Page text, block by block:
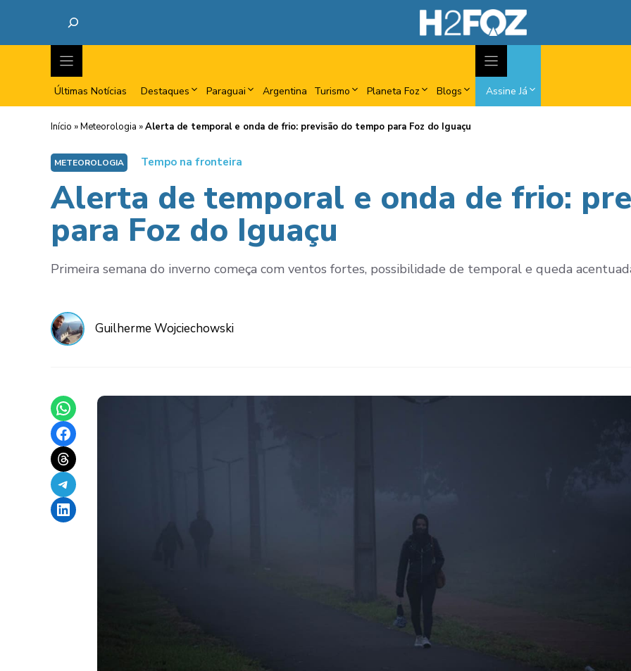
Últimas Notícias Destaques Paraguai Argentina Turismo Planeta Foz Blogs Assine Já
Início »Meteorologia »Alerta de temporal e onda de frio: previsão do tempo para Foz do Iguaçu
METEOROLOGIA Tempo na fronteira
Alerta de temporal e onda de frio:
para Foz do Iguaçu
Primeira semana do inverno começa com ventos fortes, possibilidade de temporal e queda
Guilherme Wojciechowski
Share on WhatsApp
Share on Facebook
Share on Threads
Share on Telegram
Share on LinkedIn